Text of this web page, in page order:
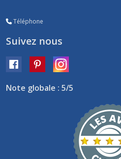
Téléphone
Suivez nous
Note globale : 5/5